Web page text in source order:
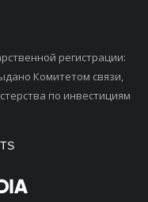
регистрации:
Комитетом связи,
по инвестициям